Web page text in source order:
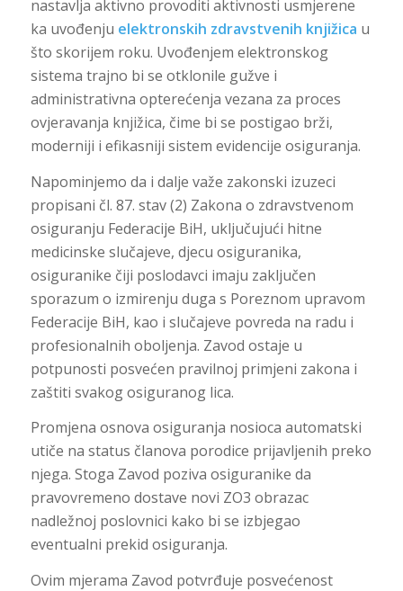
nastavlja aktivno provoditi aktivnosti usmjerene
ka uvođenju elektronskih zdravstvenih knjižica u
što skorijem roku. Uvođenjem elektronskog
sistema trajno bi se otklonile gužve i
administrativna opterećenja vezana za proces
ovjeravanja knjižica, čime bi se postigao brži,
moderniji i efikasniji sistem evidencije osiguranja.
Napominjemo da i dalje važe zakonski izuzeci
propisani čl. 87. stav (2) Zakona o zdravstvenom
osiguranju Federacije BiH, uključujući hitne
medicinske slučajeve, djecu osiguranika,
osiguranike čiji poslodavci imaju zaključen
sporazum o izmirenju duga s Poreznom upravom
Federacije BiH, kao i slučajeve povreda na radu i
profesionalnih oboljenja. Zavod ostaje u
potpunosti posvećen pravilnoj primjeni zakona i
zaštiti svakog osiguranog lica.
Promjena osnova osiguranja nosioca automatski
utiče na status članova porodice prijavljenih preko
njega. Stoga Zavod poziva osiguranike da
pravovremeno dostave novi ZO3 obrazac
nadležnoj poslovnici kako bi se izbjegao
eventualni prekid osiguranja.
Ovim mjerama Zavod potvrđuje posvećenost